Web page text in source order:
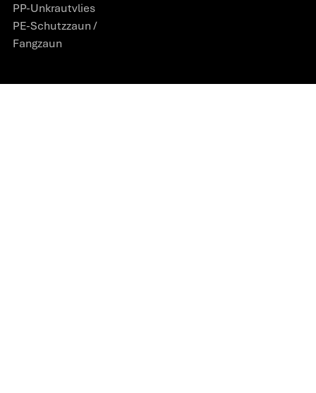
PP-Unkrautvlies
PE-Schutzzaun /
Fangzaun